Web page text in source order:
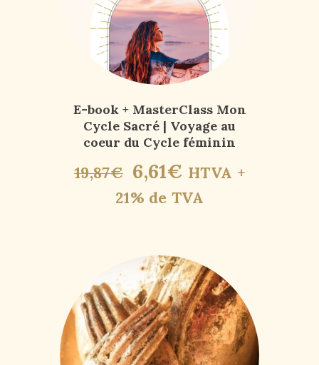
E-book + MasterClass Mon
Cycle Sacré | Voyage au
coeur du Cycle féminin
19,87€ 6,61€ HTVA +
21% de TVA